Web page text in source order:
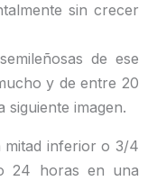
sin crecer
de ese
y de entre 20
siguiente imagen.
mitad inferior o 3/4
24 horas en una